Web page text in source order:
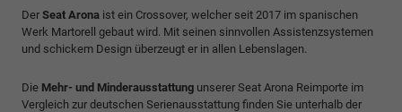
Der Seat Arona ist ein Crossover, welcher seit 2017 im spanischen
Werk Martorell gebaut wird. Mit seinen sinnvollen Assistenzsystemen
und schickem Design überzeugt er in allen Lebenslagen.
Die Mehr- und Minderausstattung unserer Seat Arona Reimporte im
Vergleich zur deutschen Serienausstattung finden Sie unterhalb der